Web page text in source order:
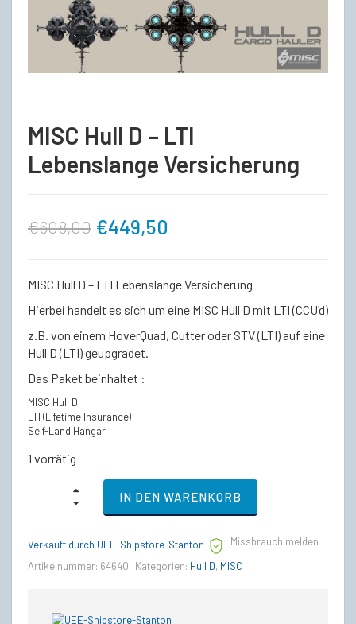
MISC Hull D – LTI
Lebenslange Versicherung
€608,00 Ursprünglicher
war:
€608,00
€449,50
ist:
€449,50.
MISC Hull D – LTI Lebenslange Versicherung
Hierbei handelt es sich um eine MISC Hull D mit LTI (CCU’d)
z.B. von einem HoverQuad, Cutter oder STV (LTI) auf eine
Hull D (LTI) geupgradet.
Das Paket beinhaltet :
MISC Hull D
LTI (Lifetime Insurance)
Self-Land Hangar
1 vorrätig
LTI
Versicherung
IN DEN WARENKORB
Verkauft durch UEE-Shipstore-Stanton
Missbrauch melden
Artikelnummer: 64640 Kategorien: Hull D, MISC